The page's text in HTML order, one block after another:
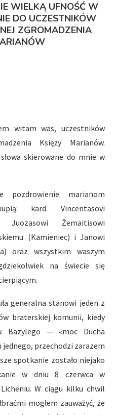
WIELKĄ UFNOŚĆ W
DO UCZESTNIKÓW
ZGROMADZENIA
witam was, uczestników
Księży Marianów.
skierowane do mnie w
pozdrowienie marianom
kard. Vincentasovi
Juozasowi Žemaitisowi
(Kamieniec) i Janowi
oraz wszystkim waszym
na świecie się
generalna stanowi jeden z
braterskiej komunii, kiedy
Bazylego — «moc Ducha
przechodzi zarazem
spotkanie zostało niejako
w dniu 8 czerwca w
W ciągu kilku chwil
mogłem zauważyć, że